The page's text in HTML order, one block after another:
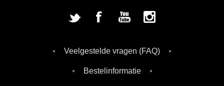
Veelgestelde vragen (FAQ)
Bestelinformatie